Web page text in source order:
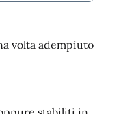
volta adempiuto